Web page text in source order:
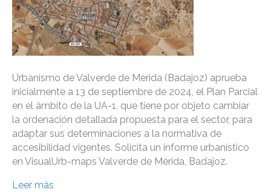
Urbanismo de Valverde de Mérida (Badajoz) aprueba
inicialmente a 13 de septiembre de 2024, el Plan Parcial
en el ámbito de la UA-1, que tiene por objeto cambiar
la ordenación detallada propuesta para el sector, para
adaptar sus determinaciones a la normativa de
accesibilidad vigentes. Solicita un informe urbanístico
en VisualUrb-maps Valverde de Mérida, Badajoz.
Leer más